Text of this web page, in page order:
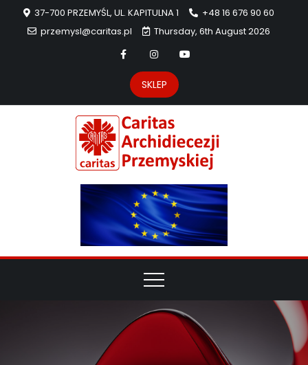
37-700 PRZEMYŚL, UL. KAPITULNA 1
+48 16 676 90 60
przemysl@caritas.pl
Thursday, 6th August 2026
SKLEP